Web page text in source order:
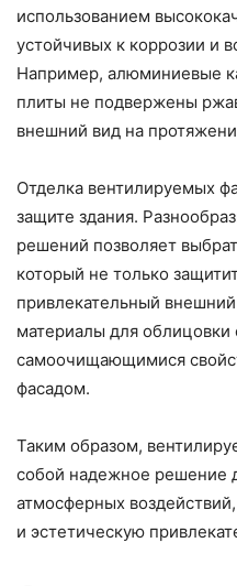
использованием
устойчивых к коррозии и
Например, алюминиевые
плиты не подвержены
внешний вид на
Отделка вентилируемых
защите здания.
решений позволяет
который не только
привлекательный
материалы для облицовки
самоочищающимися
фасадом.
Таким образом,
собой надежное решение
атмосферных
и эстетическую